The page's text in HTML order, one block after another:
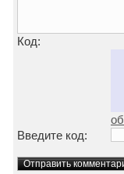
Код:
Введите код: